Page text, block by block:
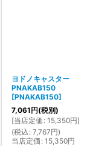
ヨドノキャスター
PNAKAB150
[PNAKAB150]
7,061円(税別)
[当店定価 : 15,350円]
(税込 : 7,767円)
当店定価 : 15,350円